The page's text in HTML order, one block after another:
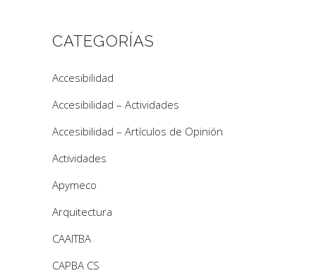
CATEGORÍAS
Accesibilidad
Accesibilidad – Actividades
Accesibilidad – Artículos de Opinión
Actividades
Apymeco
Arquitectura
CAAITBA
CAPBA CS